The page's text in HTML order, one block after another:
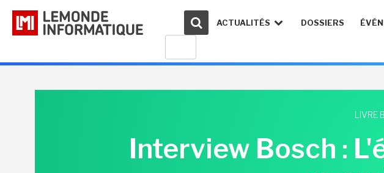
ACTUALITÉS DOSSIERS
LIVRE
Interview Bosch :